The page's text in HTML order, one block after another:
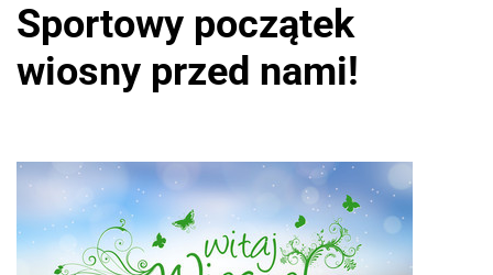
Sportowy początek
wiosny przed nami!